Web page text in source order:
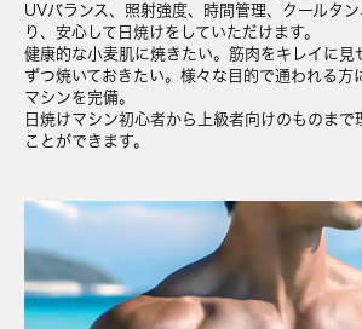
UVバランス、照射強度、時間管理、クールタ
り、安心して日焼けをしていただけます。
健康的な小麦肌に焼きたい。筋肉をキレイに見
ずつ焼いておきたい。様々な目的で通われる方
マシンを完備。
日焼けマシン初心者から上級者向けのものまで
ことができます。